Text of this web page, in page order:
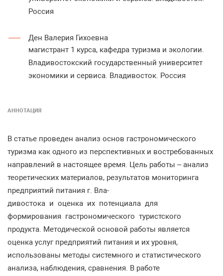
Россия
Ден Валерия Гихоевна
магистрант 1 курса, кафедра туризма и экологии.
Владивостокский государственный университет
экономики и сервиса. Владивосток. Россия
АННОТАЦИЯ
В статье проведен анализ основ гастрономического
туризма как одного из перспективных и востребованных
направлений в настоящее время. Цель работы – анализ
теоретических материалов, результатов мониторинга
предприятий питания г. Вла-
дивостока и оценка их потенциала для
формирования гастрономического туристского
продукта. Методической основой работы является
оценка услуг предприятий питания и их уровня,
использованы методы системного и статистического
анализа, наблюдения, сравнения. В работе